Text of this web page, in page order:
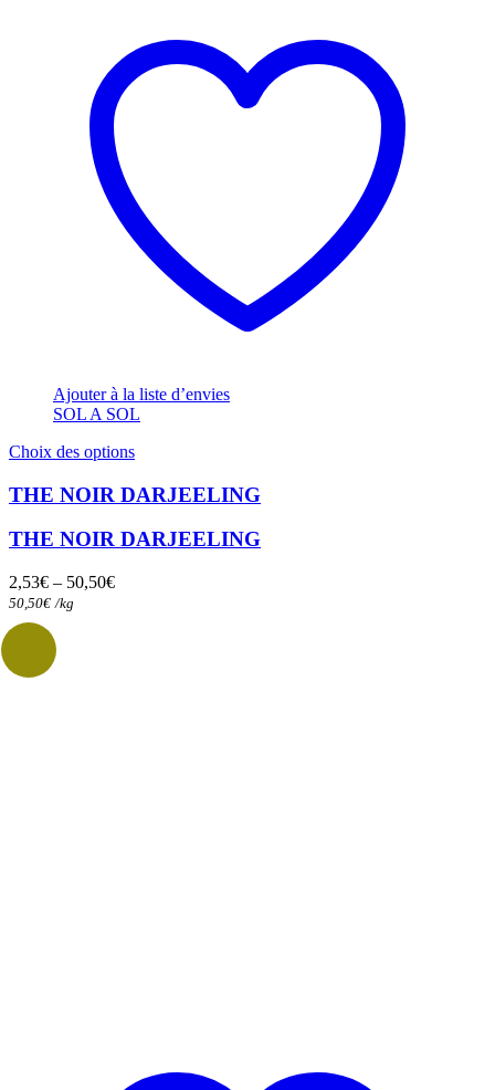
Ajouter à la liste d’envies
SOL A SOL
Choix des optionsCe
a
plusieurs
variations.
Les
THE NOIR DARJEELING
THE NOIR DARJEELING
2,53€ – 50,50€
50,50€ /kg